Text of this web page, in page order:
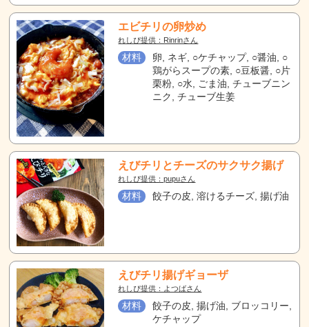
エビチリの卵炒め
れしぴ提供：Rinrinさん
材料
卵, ネギ, ○ケチャップ, ○醤油, ○
鶏がらスープの素, ○豆板醤, ○片
栗粉, ○水, ごま油, チューブニン
ニク, チューブ生姜
えびチリとチーズのサクサク揚げ
れしぴ提供：pupuさん
材料 餃子の皮, 溶けるチーズ, 揚げ油
えびチリ揚げギョーザ
れしぴ提供：よつばさん
材料
餃子の皮, 揚げ油, ブロッコリー,
ケチャップ